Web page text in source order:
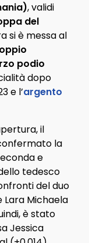
, validi
del
si è messa al
podio
dopo
e l’argento
il
la
e
tedesco
del duo
Lara Michaela
è stato
Jessica